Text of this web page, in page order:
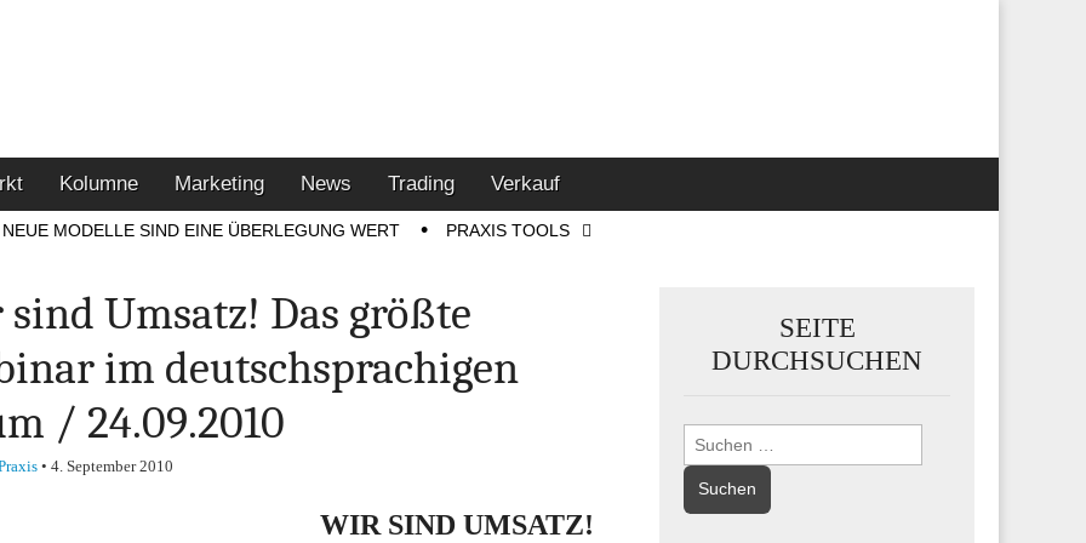
Kolumne Marketing News Trading Verkauf
NEUE MODELLE SIND EINE ÜBERLEGUNG WERT PRAXIS TOOLS
Umsatz! Das größte
im deutschsprachigen
/ 24.09.2010
• 4. September 2010
WIR SIND UMSATZ!
SEITE
DURCHSUCHEN
Suchen
nach: